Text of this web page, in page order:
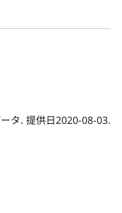
タ. 提供日2020-08-03.